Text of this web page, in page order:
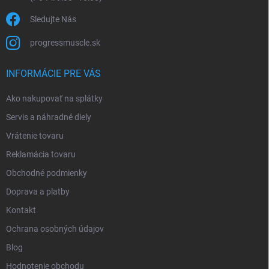
Sledujte Nás
progressmuscle.sk
INFORMÁCIE PRE VÁS
Ako nakupovať na splátky
Servis a náhradné diely
Vrátenie tovaru
Reklamácia tovaru
Obchodné podmienky
Doprava a platby
Kontakt
Ochrana osobných údajov
Blog
Hodnotenie obchodu